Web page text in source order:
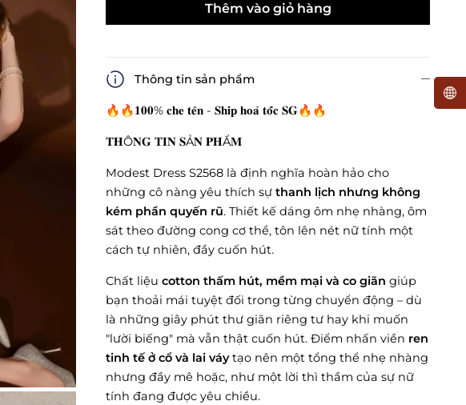
Thêm vào giỏ hàng
Thông tin sản phẩm
🔥🔥𝟏𝟎𝟎% 𝐜𝐡𝐞 𝐭𝐞̂𝐧 - 𝐒𝐡𝐢𝐩 𝐡𝐨𝐚̉ 𝐭𝐨̂́𝐜 𝐒𝐆🔥🔥
𝐓𝐇Ô𝐍𝐆 𝐓𝐈𝐍 𝐒Ả𝐍 𝐏𝐇Ẩ𝐌
Modest Dress S2568 là định nghĩa hoàn hảo cho
những cô nàng yêu thích sựthanh lịch nhưng không
kém phần quyến rũ. Thiết kế dáng ôm nhẹ nhàng, ôm
sát theo đường cong cơ thể, tôn lên nét nữ tính một
cách tự nhiên, đầy cuốn hút.
Chất liệucotton thấm hút, mềm mại và co giãn giúp
bạn thoải mái tuyệt đối trong từng chuyển động – dù
là những giây phút thư giãn riêng tư hay khi muốn
"lười biếng" mà vẫn thật cuốn hút. Điểm nhấn viền ren
tinh tế ở cổ và lai váytạo nên một tổng thể nhẹ nhàng
nhưng đầy mê hoặc, như một lời thì thầm của sự nữ
tính đang được yêu chiều.